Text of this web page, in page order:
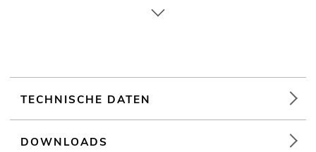
Weiterführende Informationen zu diesem Produkt finden Sie
TECHNISCHE DATEN
DOWNLOADS